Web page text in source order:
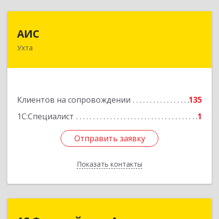
АИС
Ухта
Клиентов на сопровождении
135
1С:Специалист
1
Отправить заявку
Показать контакты
169310, Коми Респ, Ухта г, Первомайская ул.,
Отправить заявку
Назад
1С:Франчайзинг.Аллегро